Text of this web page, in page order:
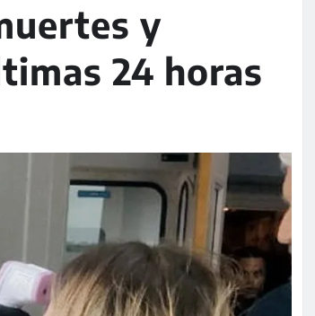
y
24 horas